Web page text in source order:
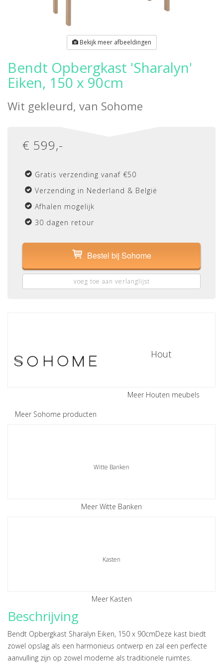
Bekijk meer afbeeldingen
Bendt Opbergkast 'Sharalyn'
Eiken, 150 x 90cm
Wit gekleurd, van Sohome
€ 599,-
Gratis verzending vanaf €50
Verzending in Nederland & België
Afhalen mogelijk
30 dagen retour
Bestel bij Sohome
voeg toe aan verlanglijst
Meer Sohome producten
Hout
Meer Houten meubels
Witte Banken
Meer Witte Banken
Kasten
Meer Kasten
Beschrijving
Bendt Opbergkast Sharalyn Eiken, 150 x 90cmDeze kast biedt
zowel opslag als een harmonieus ontwerp en zal een perfecte
aanvulling zijn op zowel moderne als traditionele ruimtes.